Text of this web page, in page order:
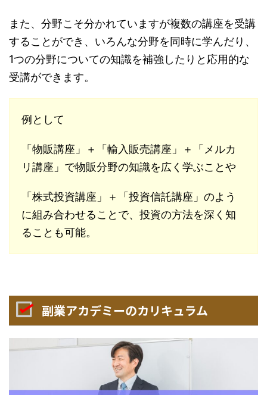
また、分野こそ分かれていますが複数の講座を受講
することができ、いろんな分野を同時に学んだり、
1つの分野についての知識を補強したりと応用的な
受講ができます。
例として
「物販講座」＋「輸入販売講座」＋「メルカ
リ講座」で物販分野の知識を広く学ぶことや
「株式投資講座」＋「投資信託講座」のよう
に組み合わせることで、投資の方法を深く知
ることも可能。
副業アカデミーのカリキュラム